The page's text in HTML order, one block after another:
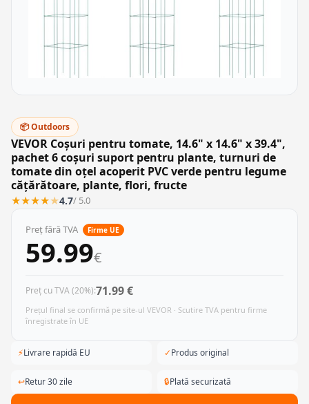
📦 Outdoors
VEVOR Coșuri pentru tomate, 14.6" x 14.6" x 39.4",
pachet 6 coșuri suport pentru plante, turnuri de
tomate din oțel acoperit PVC verde pentru legume
cățărătoare, plante, flori, fructe
★★★★★4.7/ 5.0
Preț fără TVA Firme UE
59.99€
Preț cu TVA (20%):71.99 €
Prețul final se confirmă pe site-ul VEVOR · Scutire TVA pentru firme
înregistrate în UE
⚡Livrare rapidă EU ✓Produs original
↩Retur 30 zile 🔒Plată securizată